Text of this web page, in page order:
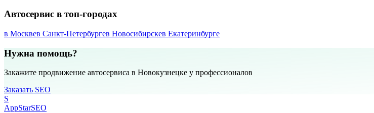
Автосервис в топ-городах
в Москвев Санкт-Петербургев Новосибирскев Екатеринбурге
Нужна помощь?
Закажите продвижение автосервиса в Новокузнецке у профессионалов
Заказать SEO
S
AppStarSEO